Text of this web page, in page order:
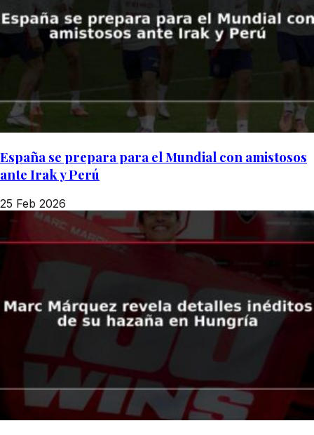
España se prepara para el Mundial con amistosos
ante Irak y Perú
25 Feb 2026